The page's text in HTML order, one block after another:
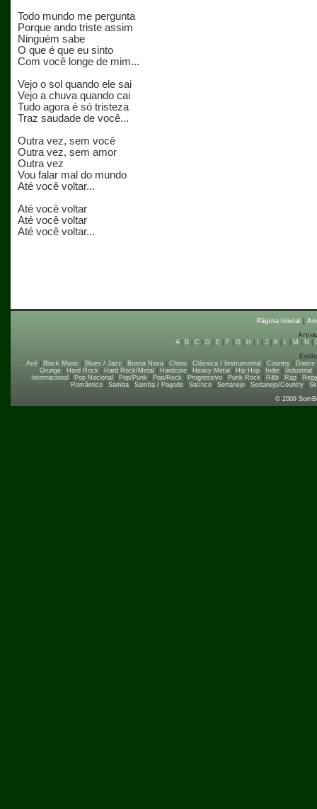
Todo mundo me pergunta
Porque ando triste assim
Ninguém sabe
O que é que eu sinto
Com você longe de mim...
Vejo o sol quando ele sai
Vejo a chuva quando cai
Tudo agora é só tristeza
Traz saudade de você...
Outra vez, sem você
Outra vez, sem amor
Outra vez
Vou falar mal do mundo
Até você voltar...
Até você voltar
Até você voltar
Até você voltar...
Página Inicial
A| B| C D E| F G| H J K| L| M N
Axé
Black Music Blues / Jazz Bossa Nova Choro Clássica / Instrumental Country Dance
Grunge| Hard Rock| Hard Rock/Metal Hardcore| Heavy Metal Hip Hop| Indie| Industrial
Internacional
Pop Nacional Pop/Punk| Pop/Rock| Progressivo| Punk Rock| R&b| Rap|
Romântico| Samba| Samba / Pagode| Satírico| Sertanejo| Sertanejo/Country|
© 2009